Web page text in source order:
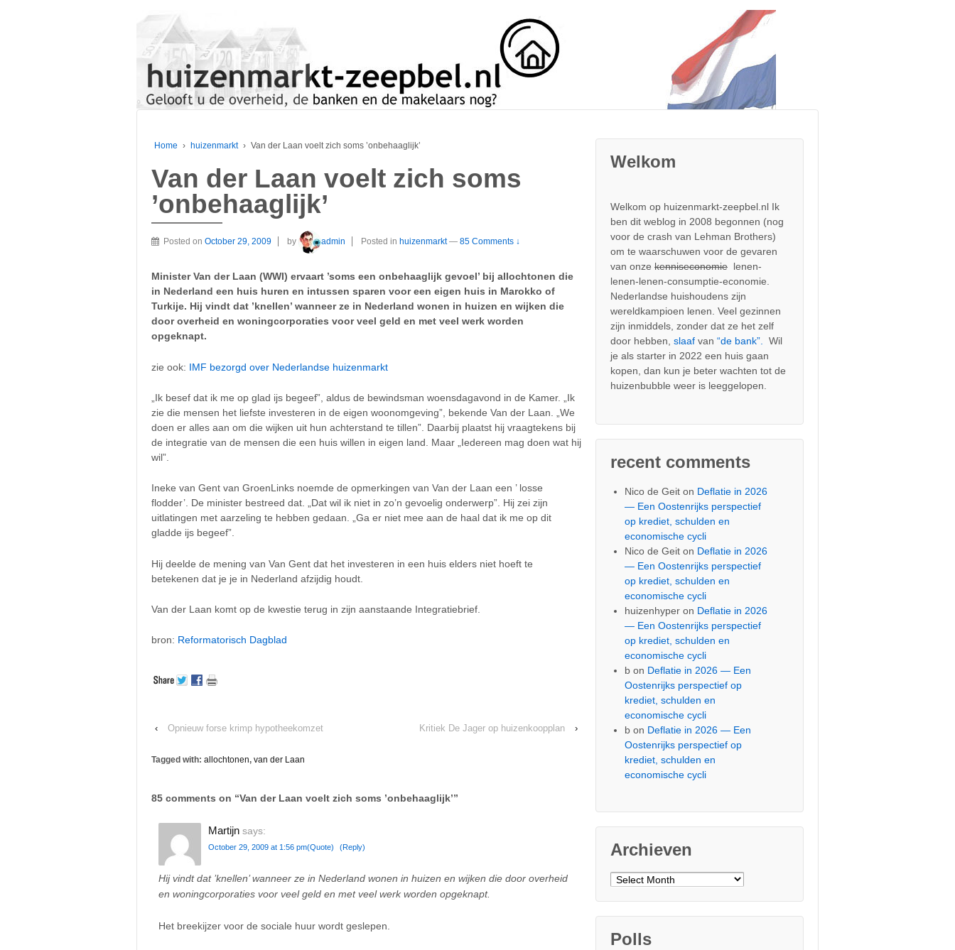
Home › huizenmarkt › Van der Laan voelt zich soms ’onbehaaglijk’
Van der Laan voelt zich soms
’onbehaaglijk’
Posted on October 29, 2009 by admin Posted in huizenmarkt — 85 Comments ↓
Minister Van der Laan (WWI) ervaart ’soms een onbehaaglijk gevoel’ bij allochtonen die
in Nederland een huis huren en intussen sparen voor een eigen huis in Marokko of
Turkije. Hij vindt dat ’knellen’ wanneer ze in Nederland wonen in huizen en wijken die
door overheid en woningcorporaties voor veel geld en met veel werk worden
opgeknapt.
zie ook: IMF bezorgd over Nederlandse huizenmarkt
„Ik besef dat ik me op glad ijs begeef”, aldus de bewindsman woensdagavond in de Kamer. „Ik
zie die mensen het liefste investeren in de eigen woonomgeving”, bekende Van der Laan. „We
doen er alles aan om die wijken uit hun achterstand te tillen”. Daarbij plaatst hij vraagtekens bij
de integratie van de mensen die een huis willen in eigen land. Maar „Iedereen mag doen wat hij
wil”.
Ineke van Gent van GroenLinks noemde de opmerkingen van Van der Laan een ’ losse
flodder’. De minister bestreed dat. „Dat wil ik niet in zo’n gevoelig onderwerp”. Hij zei zijn
uitlatingen met aarzeling te hebben gedaan. „Ga er niet mee aan de haal dat ik me op dit
gladde ijs begeef”.
Hij deelde de mening van Van Gent dat het investeren in een huis elders niet hoeft te
betekenen dat je je in Nederland afzijdig houdt.
Van der Laan komt op de kwestie terug in zijn aanstaande Integratiebrief.
bron: Reformatorisch Dagblad
‹ Opnieuw forse krimp hypotheekomzet Kritiek De Jager op huizenkoopplan ›
Tagged with: allochtonen, van der Laan
85 comments on “Van der Laan voelt zich soms ’onbehaaglijk’”
Martijn says:
October 29, 2009 at 1:56 pm(Quote) (Reply)
Hij vindt dat ’knellen’ wanneer ze in Nederland wonen in huizen en wijken die door overheid
en woningcorporaties voor veel geld en met veel werk worden opgeknapt.
Het breekijzer voor de sociale huur wordt geslepen.
Welkom
Welkom op huizenmarkt-zeepbel.nl Ik
ben dit weblog in 2008 begonnen (nog
voor de crash van Lehman Brothers)
om te waarschuwen voor de gevaren
van onzekenniseconomie lenen-
lenen-lenen-consumptie-economie.
Nederlandse huishoudens zijn
wereldkampioen lenen. Veel gezinnen
zijn inmiddels, zonder dat ze het zelf
door hebben,slaaf van“de bank”. Wil
je als starter in 2022 een huis gaan
kopen, dan kun je beter wachten tot de
huizenbubble weer is leeggelopen.
recent comments
Nico de Geit on Deflatie in 2026
— Een Oostenrijks perspectief
op krediet, schulden en
economische cycli
Nico de Geit on Deflatie in 2026
— Een Oostenrijks perspectief
op krediet, schulden en
economische cycli
huizenhyper on Deflatie in 2026
— Een Oostenrijks perspectief
op krediet, schulden en
economische cycli
b on Deflatie in 2026 — Een
Oostenrijks perspectief op
krediet, schulden en
economische cycli
b on Deflatie in 2026 — Een
Oostenrijks perspectief op
krediet, schulden en
economische cycli
Archieven
Archieven
Polls